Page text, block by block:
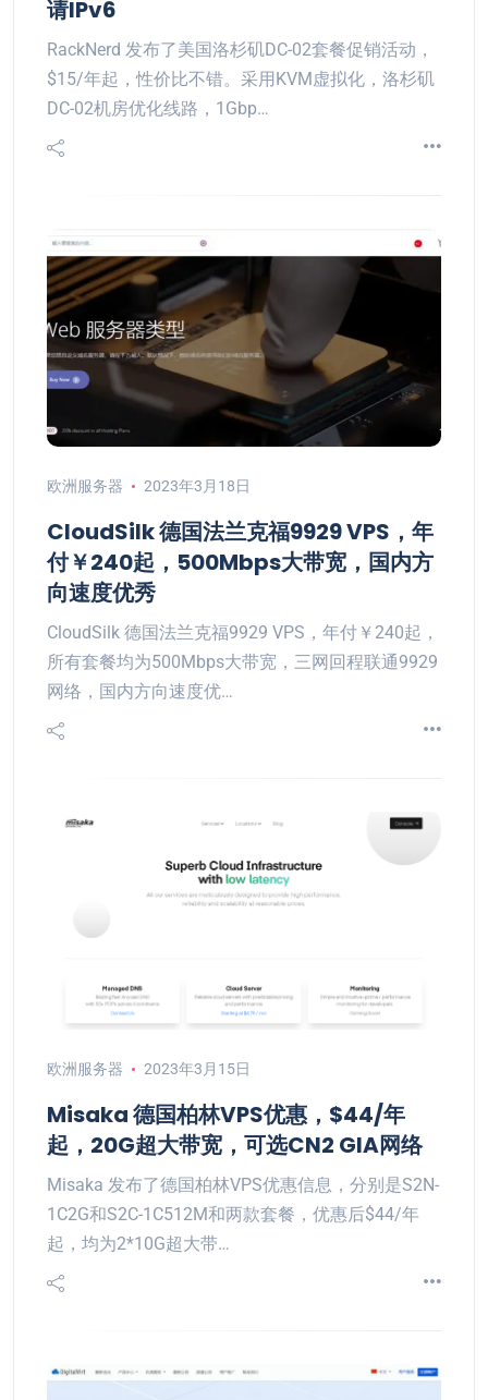
请IPv6
RackNerd 发布了美国洛杉矶DC-02套餐促销活动，
$15/年起，性价比不错。采用KVM虚拟化，洛杉矶
DC-02机房优化线路，1Gbp…
欧洲服务器 2023年3月18日
CloudSilk 德国法兰克福9929 VPS，年
付￥240起，500Mbps大带宽，国内方
向速度优秀
CloudSilk 德国法兰克福9929 VPS，年付￥240起，
所有套餐均为500Mbps大带宽，三网回程联通9929
网络，国内方向速度优…
欧洲服务器 2023年3月15日
Misaka 德国柏林VPS优惠，$44/年
起，20G超大带宽，可选CN2 GIA网络
Misaka 发布了德国柏林VPS优惠信息，分别是S2N-
1C2G和S2C-1C512M和两款套餐，优惠后$44/年
起，均为2*10G超大带…